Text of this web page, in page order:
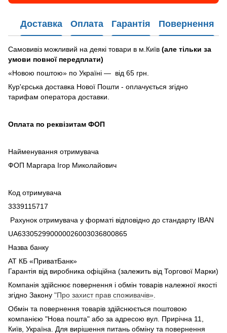
Доставка Оплата Гарантія Повернення
Самовивіз можливий на деякі товари в м.Київ (але тільки за
умови повної передплати)
«Новою поштою» по Україні — від 65 грн.
Кур'єрська доставка Нової Пошти - оплачується згідно
тарифам оператора доставки.
Оплата по реквізитам ФОП
Найменування отримувача
ФОП Маргара Ігор Миколайович
Код отримувача
3339115717
Рахунок отримувача у форматі відповідно до стандарту IBAN
UA633052990000026003036800865
Назва банку
АТ КБ «ПриватБанк»
Гарантія від виробника офіційна (залежить від Торгової Марки)
Компанія здійснює повернення і обмін товарів належної якості
згідно Закону "Про захист прав споживачів»
Обмін та повернення товарів здійснюється поштовою
компанією "Нова пошта" або за адресою вул. Прирічна 11,
Київ, Україна. Для вирішення питань обміну та повернення